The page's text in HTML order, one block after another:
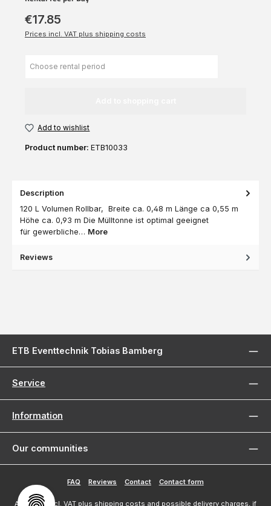
€17.85
Prices incl. VAT plus shipping costs
Add to wishlist
Product number: ETB10033
Description
120 L Volumen Rollbar, Breite ca. 0,48 m Länge ca 0,55 m
Höhe ca. 0,93 m Die Mülltonne ist optimal geeignet
für gewerbliche… More
Reviews
ETB Eventtechnik Tobias Bamberg
Service
Information
Our communities
FAQ Reviews Contact Contact form
All prices incl. VAT plus shipping costs and possible delivery charges, if